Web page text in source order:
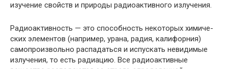
изучение свойств и природы радиоактивного излучения.
Радиоактивность — это способность некоторых химиче­
ских элементов (например, урана, радия, калифорния)
само­произвольно распадаться и испускать невидимые
излучения, то есть радиацию. Все радиоактивные